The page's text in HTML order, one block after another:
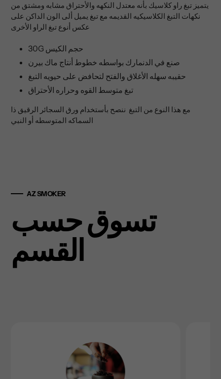
يتميز تبغ راو كلاسيك بأنه معتدل النكهه والأحتراق مشابه ومشتق من
نكهات التبغ الكلاسيكيه القديمه مع تبغ يميل ألى الون الداكن على
عكس أنوع تبغ الراو الأخرى
30G حجم الكيس
صنع في الدنمارك بواسطه خطوط أنتاج ماك بيرن
حقيبه سهله الأغلاق والفتح لتحافض على حيويه التبغ
تبغ متوسط القوه وحراره الأحتراق
مع هذا النوع من التبغ ننصح بأستخدام ورق السجائر الرقيق ذا
AZ SMOKER
تسوق حسب
القسم